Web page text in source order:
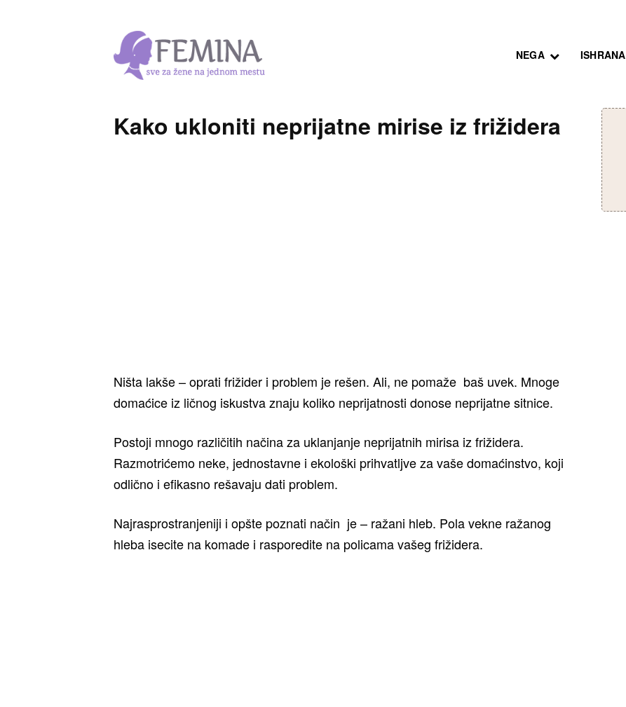
NEGA ISHRANA
Kako ukloniti neprijatne mirise iz frižidera
Ništa lakše – oprati frižider i problem je rešen. Ali, ne pomaže baš uvek. Mnoge
domaćice iz ličnog iskustva znaju koliko neprijatnosti donose neprijatne sitnice.
Postoji mnogo različitih načina za uklanjanje neprijatnih mirisa iz frižidera.
Razmotrićemo neke, jednostavne i ekološki prihvatljve za vaše domaćinstvo, koji
odlično i efikasno rešavaju dati problem.
Najrasprostranjeniji i opšte poznati način je – ražani hleb. Pola vekne ražanog
hleba isecite na komade i rasporedite na policama vašeg frižidera.